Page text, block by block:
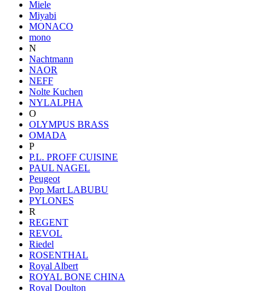
Miele
Miyabi
MONACO
mono
N
Nachtmann
NAOR
NEFF
Nolte Kuchen
NYLALPHA
O
OLYMPUS BRASS
OMADA
P
P.L. PROFF CUISINE
PAUL NAGEL
Peugeot
Pop Mart LABUBU
PYLONES
R
REGENT
REVOL
Riedel
ROSENTHAL
Royal Albert
ROYAL BONE CHINA
Royal Doulton